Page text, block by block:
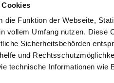
Cookies
die Funktion der Webseite,
vollem Umfang nutzen.
Sicherheitsbehörden
und
technische Informationen wie